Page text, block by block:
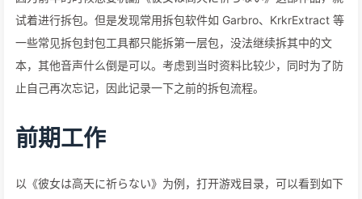
试着进行拆包。但是发现常用拆包软件如 Garbro、KrkrExtract 等
一些常见拆包封包工具都只能拆第一层包，没法继续拆其中的文
本，其他音声什么倒是可以。考虑到当时资料比较少，同时为了防
止自己再次忘记，因此记录一下之前的拆包流程。
前期工作
以《彼女は高天に祈らない》为例，打开游戏目录，可以看到如下